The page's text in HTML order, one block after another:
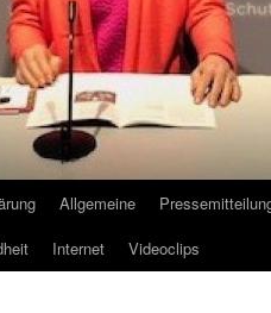
Allgemeine
Internet Videoclips